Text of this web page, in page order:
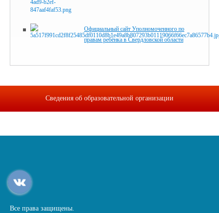
Официальный сайт Уполномоченного по
правам ребёнка в Свердловской области
Сведения об образовательной организации
Все права защищены.